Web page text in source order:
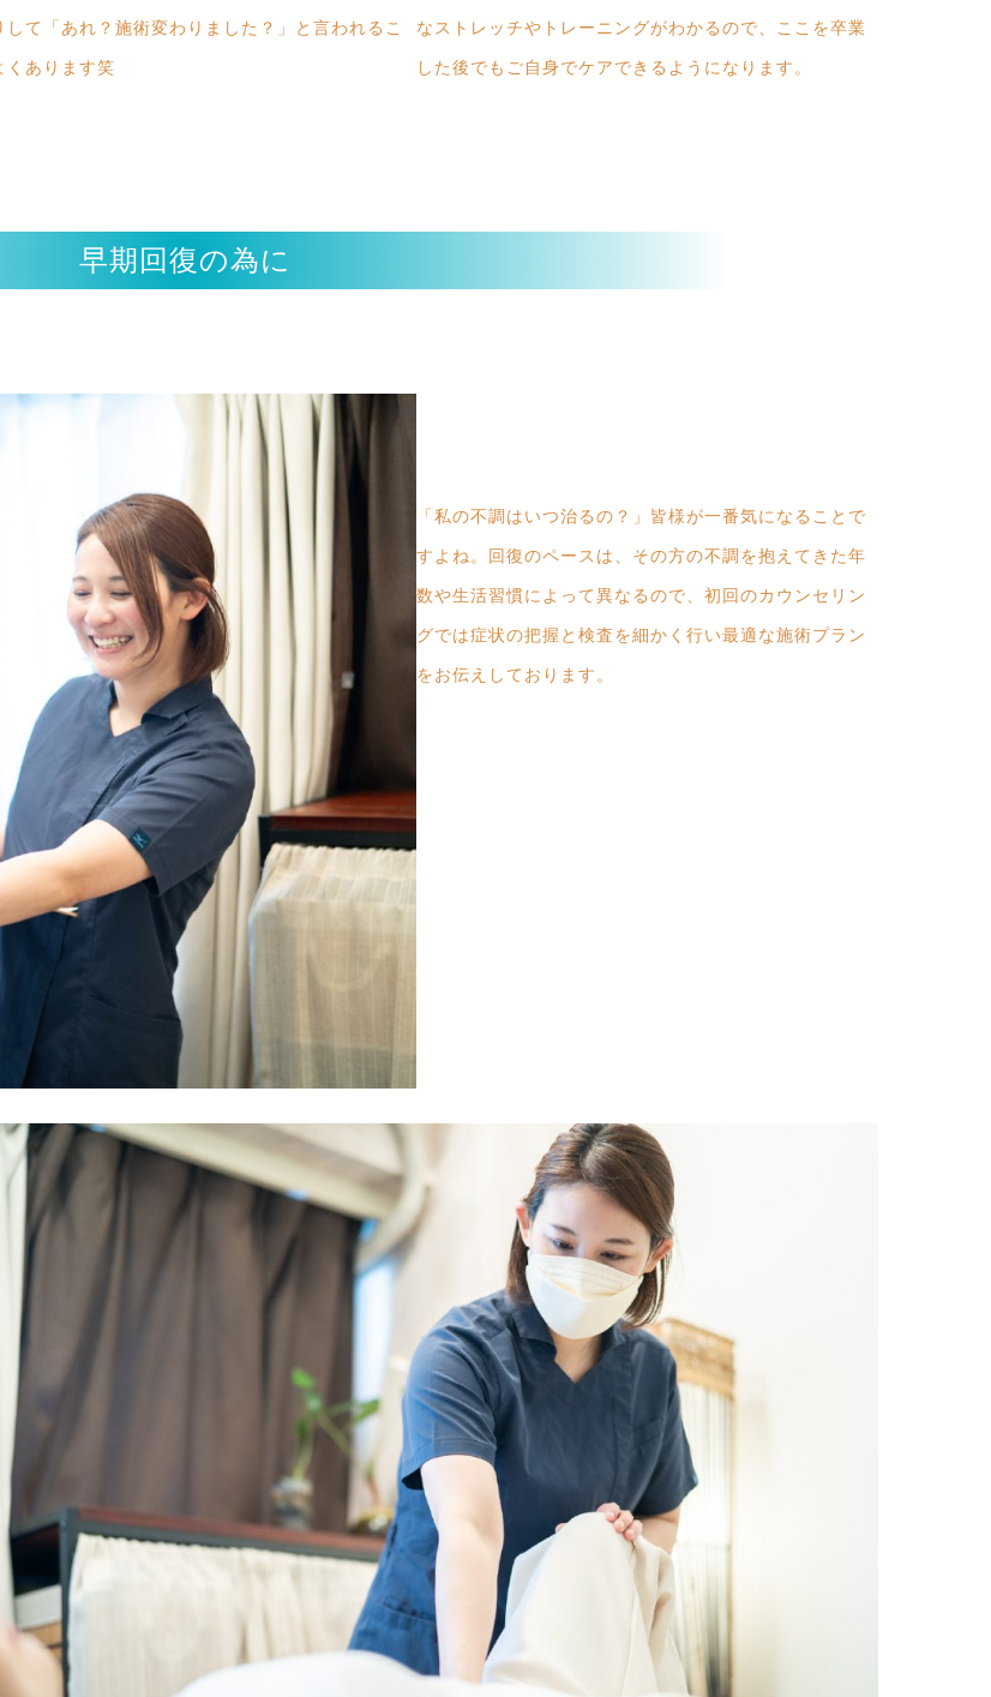
して「あれ？施術変わりました？」と言われるこ
くあります笑
なストレッチやトレーニングがわかるので、ここを卒業
した後でもご自身でケアできるようになります。
早期回復の為に
「私の不調はいつ治るの？」皆様が一番気になることで
すよね。回復のペースは、その方の不調を抱えてきた年
数や生活習慣によって異なるので、初回のカウンセリン
グでは症状の把握と検査を細かく行い最適な施術プラン
をお伝えしております。